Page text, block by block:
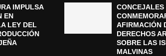
IMPULSA
EN
LEY DEL
CONCEJALES
AFIRMACIÓN
DERECHOS
SOBRE LAS
MALVINAS